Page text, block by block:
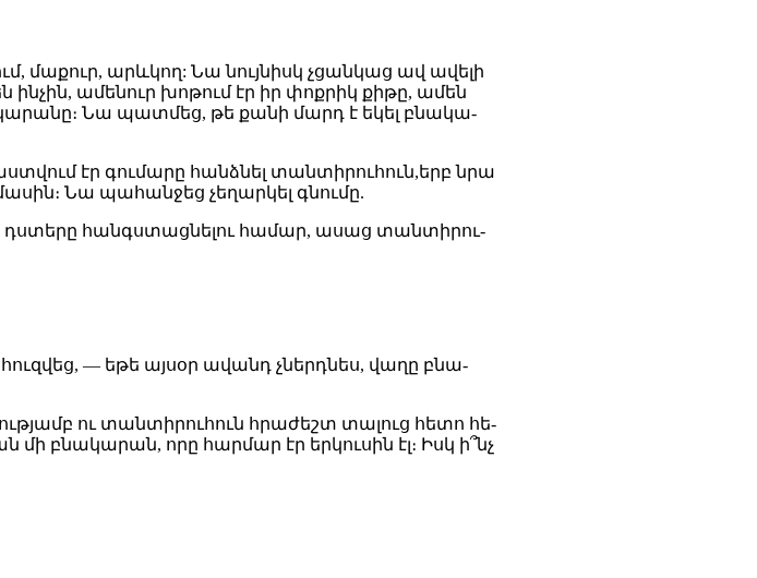
մաքուր, արևկող: Նա նույնիսկ չցանկաց ավ ավելի
ինչին, ամենուր խոթում էր իր փոքրիկ քիթը, ամեն
Նա պատմեց, թե քանի մարդ է եկել բնակա-
էր գումարը հանձնել տանտիրուհուն,երբ նրա
Նա պահանջեց չեղարկել գնումը.
դստերը հանգստացնելու համար, ասաց տանտիրու-
— եթե այսօր ավանդ չներդնես, վաղը բնա-
ու տանտիրուհուն հրաժեշտ տալուց հետո հե-
բնակարան, որը հարմար էր երկուսին էլ։ Իսկ ի՞նչ